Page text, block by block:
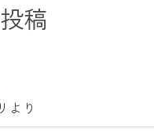
稿
より